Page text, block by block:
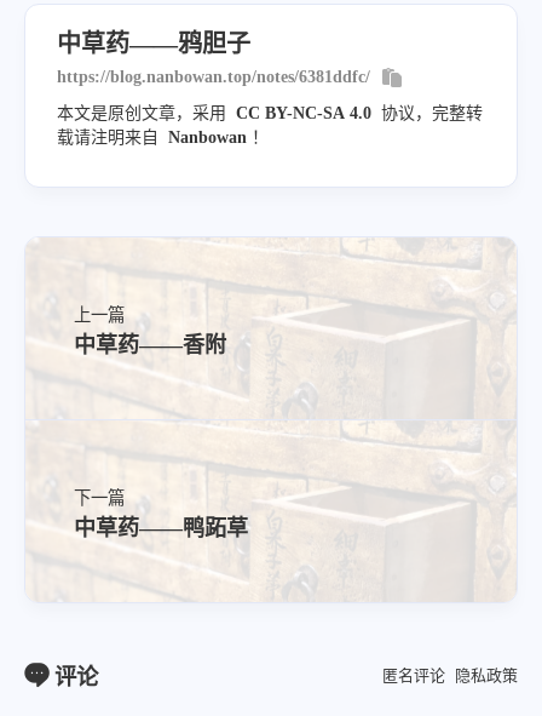
别名
常用方
使用注意
中草药——鸦胆子
https://blog.nanbowan.top/notes/6381ddfc/
本文是原创文章，采用
CC BY-NC-SA 4.0 协议，完整转
载请注明来自
Nanbowan ！
上一篇
中草药——香附
下一篇
中草药——鸭跖草
评论 匿名评论 隐私政策